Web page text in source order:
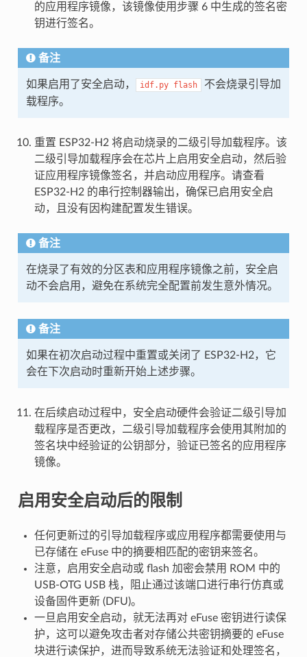
的应用程序镜像，该镜像使用步骤 6 中生成的签名密
钥进行签名。
备注
如果启用了安全启动， idf.py flash
不会烧录引导加
载程序。
重置 ESP32-H2 将启动烧录的二级引导加载程序。该
二级引导加载程序会在芯片上启用安全启动，然后验
证应用程序镜像签名，并启动应用程序。请查看
ESP32-H2 的串行控制器输出，确保已启用安全启
动，且没有因构建配置发生错误。
备注
在烧录了有效的分区表和应用程序镜像之前，安全启
动不会启用，避免在系统完全配置前发生意外情况。
备注
如果在初次启动过程中重置或关闭了 ESP32-H2，它
会在下次启动时重新开始上述步骤。
在后续启动过程中，安全启动硬件会验证二级引导加
载程序是否更改，二级引导加载程序会使用其附加的
签名块中经验证的公钥部分，验证已签名的应用程序
镜像。
启用安全启动后的限制
任何更新过的引导加载程序或应用程序都需要使用与
已存储在 eFuse 中的摘要相匹配的密钥来签名。
注意，启用安全启动或 flash 加密会禁用 ROM 中的
USB-OTG USB 栈，阻止通过该端口进行串行仿真或
设备固件更新 (DFU)。
一旦启用安全启动，就无法再对 eFuse 密钥进行读保
护，这可以避免攻击者对存储公共密钥摘要的 eFuse
块进行读保护，进而导致系统无法验证和处理签名，